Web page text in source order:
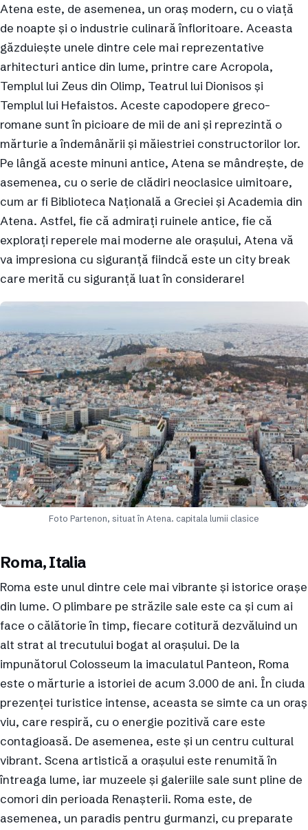
Atena este, de asemenea, un oraș modern, cu o viață
de noapte și o industrie culinară înfloritoare. Aceasta
găzduiește unele dintre cele mai reprezentative
arhitecturi antice din lume, printre care Acropola,
Templul lui Zeus din Olimp, Teatrul lui Dionisos și
Templul lui Hefaistos. Aceste capodopere greco-
romane sunt în picioare de mii de ani și reprezintă o
mărturie a îndemânării și măiestriei constructorilor lor.
Pe lângă aceste minuni antice, Atena se mândrește, de
asemenea, cu o serie de clădiri neoclasice uimitoare,
cum ar fi Biblioteca Națională a Greciei și Academia din
Atena. Astfel, fie că admirați ruinele antice, fie că
explorați reperele mai moderne ale orașului, Atena vă
va impresiona cu siguranță fiindcă este un city break
care merită cu siguranță luat în considerare!
Foto Partenon, situat în Atena. capitala lumii clasice
Roma, Italia
Roma este unul dintre cele mai vibrante și istorice orașe
din lume. O plimbare pe străzile sale este ca și cum ai
face o călătorie în timp, fiecare cotitură dezvăluind un
alt strat al trecutului bogat al orașului. De la
impunătorul Colosseum la imaculatul Panteon, Roma
este o mărturie a istoriei de acum 3.000 de ani. În ciuda
prezenței turistice intense, aceasta se simte ca un oraș
viu, care respiră, cu o energie pozitivă care este
contagioasă. De asemenea, este și un centru cultural
vibrant. Scena artistică a orașului este renumită în
întreaga lume, iar muzeele și galeriile sale sunt pline de
comori din perioada Renașterii. Roma este, de
asemenea, un paradis pentru gurmanzi, cu preparate